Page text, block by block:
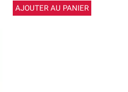
AJOUTER AU PANIER